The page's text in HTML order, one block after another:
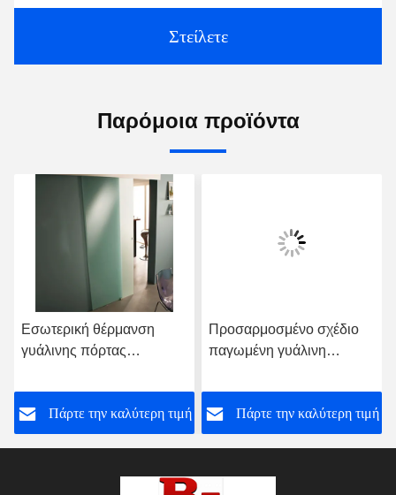
Στείλετε
Παρόμοια προϊόντα
Εσωτερική θέρμανση
γυάλινης πόρτας
ενίσχυση ηχητική
προστασία
Πάρτε την καλύτερη τιμή
Προσαρμοσμένο σχέδιο
παγωμένη γυάλινη
προετοιμασμένη αχυρώνα
με εξοπλισμό
Πάρτε την καλύτερη τιμή